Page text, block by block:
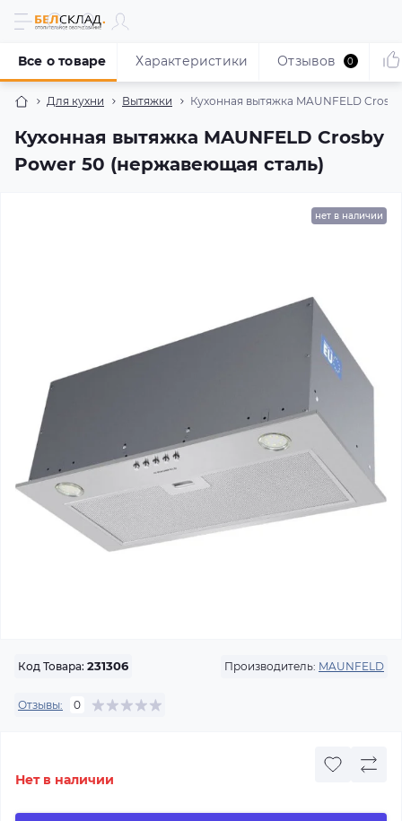
Для кухни Вытяжки Кухонная вытяжка MAUNFELD
Кухонная вытяжка MAUNFELD Crosby
Power 50 (нержавеющая сталь)
Все о товаре Характеристики Отзывов 0
нет в наличии
Код Товара: 231306 Производитель: MAUNFELD
Отзывы: 0
Нет в наличии